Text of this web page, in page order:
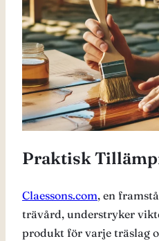
Praktisk
Claessons.com, en
trävård, understryker
produkt för varje träslag